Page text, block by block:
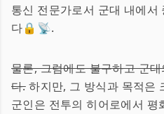
통신 전문가로서 군대 내에서
다🔒📡.
물론, 그럼에도 불구하고 군
다.하지만, 그 방식과 목적은
군인은 전투의 히어로에서 평